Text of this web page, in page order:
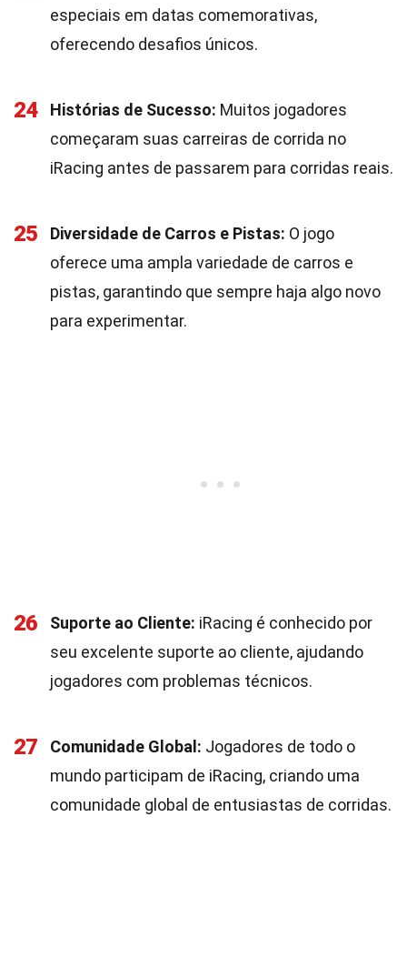
especiais em datas comemorativas,
oferecendo desafios únicos.
24 Histórias de Sucesso: Muitos jogadores
começaram suas carreiras de corrida no
iRacing antes de passarem para corridas reais.
25 Diversidade de Carros e Pistas: O jogo
oferece uma ampla variedade de carros e
pistas, garantindo que sempre haja algo novo
para experimentar.
26 Suporte ao Cliente: iRacing é conhecido por
seu excelente suporte ao cliente, ajudando
jogadores com problemas técnicos.
27 Comunidade Global: Jogadores de todo o
mundo participam de iRacing, criando uma
comunidade global de entusiastas de corridas.